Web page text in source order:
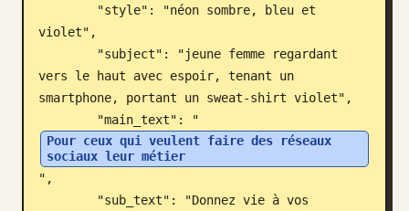
violet",
vers le haut avec espoir, tenant un
smartphone, portant un sweat-shirt violet",
        "main_text": "
Pour ceux qui veulent faire des réseaux
sociaux leur métier
",